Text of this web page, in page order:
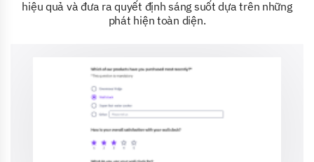
hiệu quả và đưa ra quyết định sáng suốt dựa trên những
phát hiện toàn diện.